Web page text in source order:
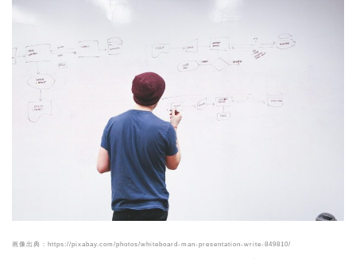
画像出典：https://pixabay.com/photos/whiteboard-man-presentation-write-849810/